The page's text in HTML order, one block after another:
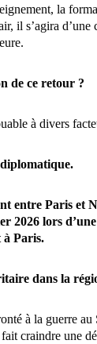
la
il s’agira
de ce retour ?
à divers
entre Paris et
2026 lors
à Paris.
dans la
à ​la guerre
craindre une